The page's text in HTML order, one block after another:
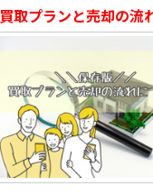
買取プランと売却の